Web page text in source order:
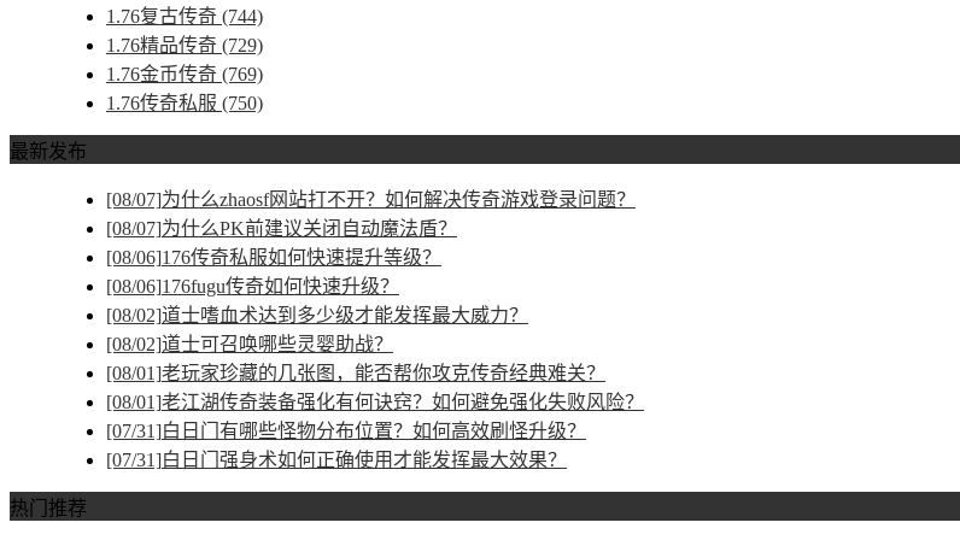
1.76复古传奇 (744)
1.76精品传奇 (729)
1.76金币传奇 (769)
1.76传奇私服 (750)
最新发布
[08/07]为什么zhaosf网站打不开？如何解决传奇游戏登录问题？
[08/07]为什么PK前建议关闭自动魔法盾？
[08/06]176传奇私服如何快速提升等级？
[08/06]176fugu传奇如何快速升级？
[08/02]道士嗜血术达到多少级才能发挥最大威力？
[08/02]道士可召唤哪些灵婴助战？
[08/01]老玩家珍藏的几张图，能否帮你攻克传奇经典难关？
[08/01]老江湖传奇装备强化有何诀窍？如何避免强化失败风险？
[07/31]白日门有哪些怪物分布位置？如何高效刷怪升级？
[07/31]白日门强身术如何正确使用才能发挥最大效果？
热门推荐